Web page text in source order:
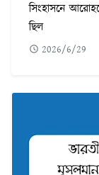
সিংহাসনে
ছিল
2026/6/29